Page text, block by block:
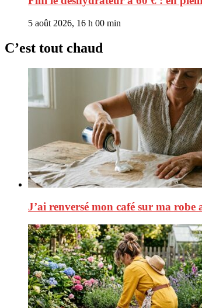
5 août 2026, 16 h 00 min
C’est tout chaud
J’ai renversé mon café sur ma robe